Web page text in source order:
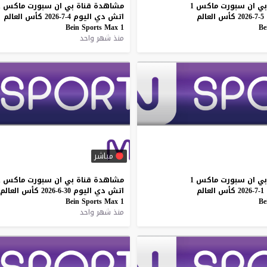
بي ان سبورت ماكس 1
5-7-2026 كأس العالم
مشاهدة قناة بي ان سبورت ماكس
اتش دي اليوم 4-7-2026 كأس العالم
BeinSportsMax 1
منذ شهر واحد
بي ان سبورت ماكس 1
1-7-2026 كأس العالم
مباشر
مشاهدة قناة بي ان سبورت ماكس
اتش دي اليوم 30-6-2026 كأس العالم
BeinSportsMax 1
منذ شهر واحد